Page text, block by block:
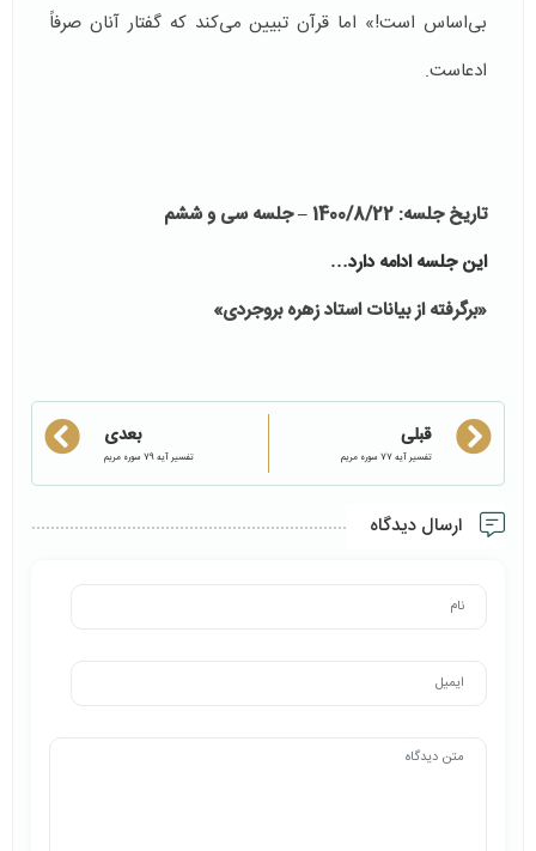
بی‌اساس است!» اما قرآن تبیین می‌کند که گفتار آنان صرفاً
ادعاست.
تاریخ جلسه: 1400/8/22 – جلسه سی و ششم
این جلسه ادامه دارد…
«برگرفته از بیانات استاد زهره بروجردی»
قبلی
تفسیر آیه 77 سوره مریم
بعدی
تفسیر آیه 79 سوره مریم
ارسال دیدگاه